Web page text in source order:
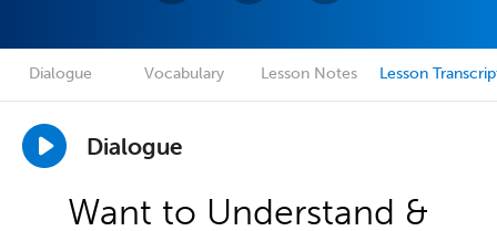
Dialogue Vocabulary Lesson Notes Lesson
Dialogue
Want to Understand &